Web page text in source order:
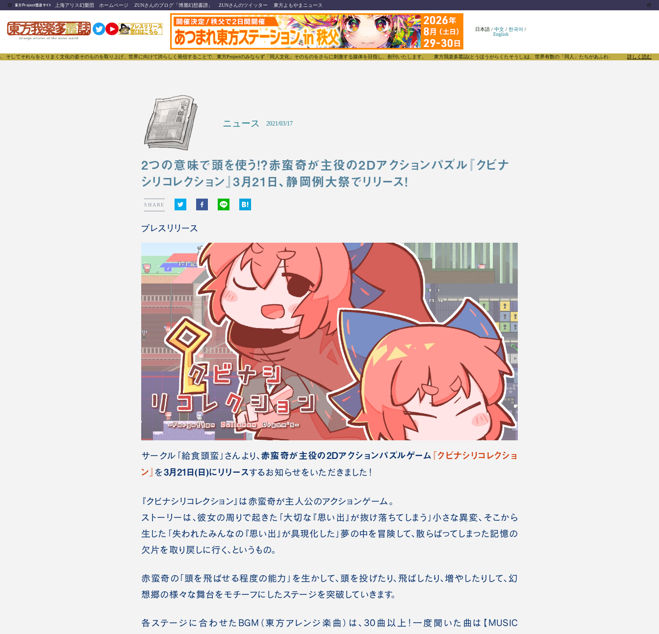
🍺 東方Project関連サイト 上海アリス幻樂団 ホームページ ZUNさんのブログ「博麗幻想書譜」 ZUNさんのツイッター 東方よもやまニュース 🍺
日本語 /中文 /한국어 /
English
りまく文化の姿そのものを取り上げ、世界に向けて誇らしく発信することで、東方Projectのみならず「同人文化」そのものをさらに刺激する媒体を目指し、創刊いたします。 東方我楽多叢誌(とうほうがらくたそうし)は、世界有数の「同人」たちがあふれる東方Projectについて発信するメ
詳しく読む
ニュース 2021/03/17
2つの意味で頭を使う！？赤蛮奇が主役の2Dアクションパズル『クビナ
シリコレクション』3月21日、静岡例大祭でリリース！
SHARE
プレスリリース
サークル「給食頭蛮」さんより、 赤蛮奇が主役の2Dアクションパズルゲーム『クビナシリコレクショ
ン』 を3月21日(日)にリリースするお知らせをいただきました！
『クビナシリコレクション』は赤蛮奇が主人公のアクションゲーム。
ストーリーは、彼女の周りで起きた「大切な『思い出』が抜け落ちてしまう」小さな異変、そこから
生じた「失われたみんなの『思い出』が具現化した」夢の中を冒険して、散らばってしまった記憶の
欠片を取り戻しに行く、というもの。
赤蛮奇の「頭を飛ばせる程度の能力」を生かして、頭を投げたり、飛ばしたり、増やしたりして、幻
想郷の様々な舞台をモチーフにしたステージを突破していきます。
各ステージに合わせたBGM（東方アレンジ楽曲）は、30曲以上！一度聞いた曲は【MUSIC